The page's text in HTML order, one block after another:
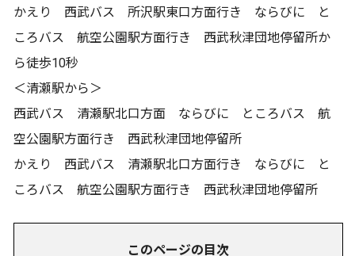
かえり 西武バス 所沢駅東口方面行き ならびに と
ころバス 航空公園駅方面行き 西武秋津団地停留所か
ら徒歩10秒
＜清瀬駅から＞
西武バス 清瀬駅北口方面 ならびに ところバス 航
空公園駅方面行き 西武秋津団地停留所
かえり 西武バス 清瀬駅北口方面行き ならびに と
ころバス 航空公園駅方面行き 西武秋津団地停留所
このページの目次